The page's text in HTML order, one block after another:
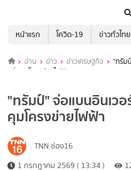
หน้าแรก
โควิด-19 ข่าวทั่วไทย
อ่าน ข่าว ข่าวเศรษฐกิจ
"ทรัม
หวั่นคุมโครงข่ายไฟฟ้า
"ทรัมป์" จ่อแบนอินเวอ
คุมโครงข่ายไฟฟ้า
TNN ช่อง16
1 กรกฎาคม 2569 ( 13:34 )